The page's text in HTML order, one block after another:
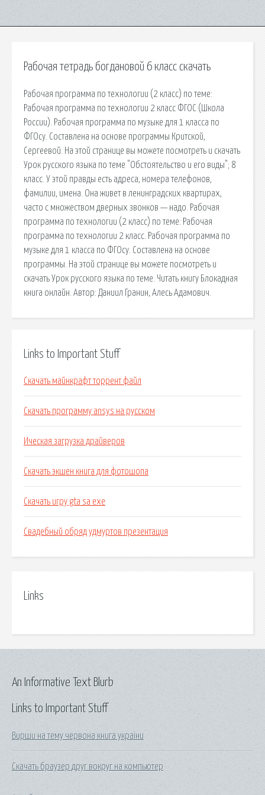
Рабочая тетрадь богдановой 6 класс скачать
Рабочая программа по технологии (2 класс) по теме:
Рабочая программа по технологии 2 класс ФГОС (Школа
России). Рабочая программа по музыке для 1 класса по
ФГОсу. Составлена на основе программы Критской,
Сергеевой. На этой странице вы можете посмотреть и скачать
Урок русского языка по теме "Обстоятельство и его виды"; 8
класс. У этой правды есть адреса, номера телефонов,
фамилии, имена. Она живет в ленинградских квартирах,
часто с множеством дверных звонков — надо. Рабочая
программа по технологии (2 класс) по теме: Рабочая
программа по технологии 2 класс. Рабочая программа по
музыке для 1 класса по ФГОсу. Составлена на основе
программы. На этой странице вы можете посмотреть и
скачать Урок русского языка по теме. Читать книгу Блокадная
книга онлайн. Автор: Даниил Гранин, Алесь Адамович.
Links to Important Stuff
Скачать майнкрафт торрент файл
Скачать программу ansys на русском
Ическая загрузка драйверов
Скачать экшен книга для фотошопа
Скачать игру gta sa exe
Свадебный обряд удмуртов презентация
Links
Links to Important Stuff
Вирши на тему червона книга україни
Скачать браузер друг вокруг на компьютер
An Informative Text Blurb